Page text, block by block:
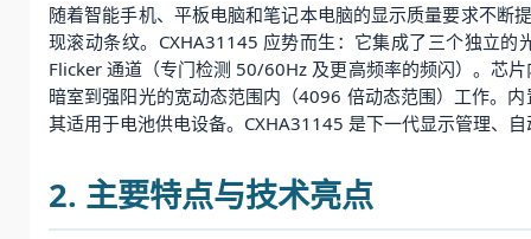
随着智能手机、平板电脑和笔记本电脑的显示质量要求不断
现滚动条纹。CXHA31145 应势而生：它集成了三个独立
Flicker 通道（专门检测 50/60Hz 及更高频率的频闪）。芯
暗室到强阳光的宽动态范围内（4096 倍动态范围）工作。
其适用于电池供电设备。CXHA31145 是下一代显示管理、
2. 主要特点与技术亮点